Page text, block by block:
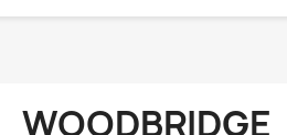
WOODBRIDGE